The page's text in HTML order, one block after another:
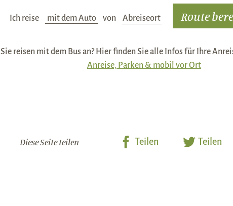
Ich reise Verkehrsmittel: von Abreiseort:
Sie reisen mit dem Bus an? Hier finden Sie alle Infos für Ihre
Anreise, Parken & mobil vor Ort
Diese Seite teilen Teilen Teilen